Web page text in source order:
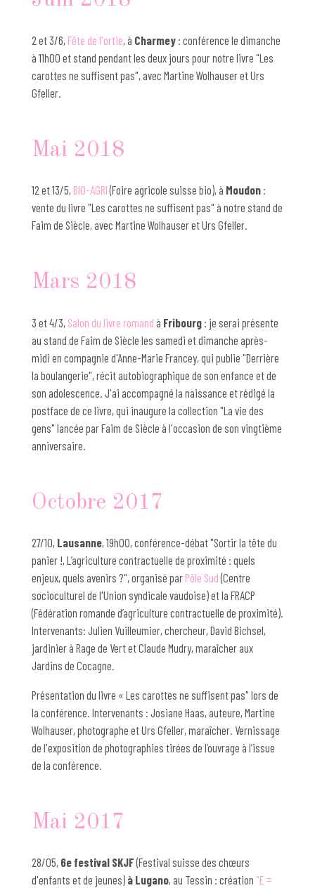
2 et 3/6, Fête de l'ortie, à Charmey: conférence le dimanche
à 11h00 et stand pendant les deux jours pour notre livre "Les
carottes ne suffisent pas", avec Martine Wolhauser et Urs
Gfeller.
Mai 2018
12 et 13/5, BIO-AGRI(Foire agricole suisse bio), à Moudon:
vente du livre "Les carottes ne suffisent pas" à notre stand de
Faim de Siècle, avec Martine Wolhauser et Urs Gfeller.
Mars 2018
3 et 4/3, Salon du livre romand à Fribourg: je serai présente
au stand de Faim de Siècle les samedi et dimanche après-
midi en compagnie d'Anne-Marie Francey, qui publie "Derrière
la boulangerie", récit autobiographique de son enfance et de
son adolescence. J'ai accompagné la naissance et rédigé la
postface de ce livre, qui inaugure la collection "La vie des
gens" lancée par Faim de Siècle à l'occasion de son vingtième
anniversaire.
Octobre 2017
27/10, Lausanne, 19h00, conférence-débat "Sortir la tête du
panier !, L’agriculture contractuelle de proximité : quels
enjeux, quels avenirs ?", organisé par Pôle Sud(Centre
socioculturel de l'Union syndicale vaudoise) et la FRACP
(Fédération romande d’agriculture contractuelle de proximité).
Intervenants: Julien Vuilleumier, chercheur, David Bichsel,
jardinier à Rage de Vert et Claude Mudry, maraîcher aux
Jardins de Cocagne.
Présentation du livre « Les carottes ne suffisent pas" lors de
la conférence. Intervenants : Josiane Haas, auteure, Martine
Wolhauser, photographe et Urs Gfeller, maraîcher. Vernissage
de l'exposition de photographies tirées de l’ouvrage à l’issue
de la conférence.
Mai 2017
28/05, 6e festival SKJF(Festival suisse des chœurs
d'enfants et de jeunes) à Lugano, au Tessin : création "E =